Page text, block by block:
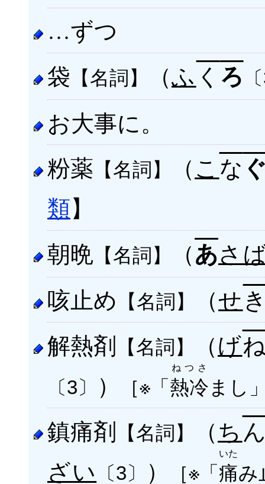
…ずつ
袋 【名詞】 （ふ く ろ
お大事に。
粉薬 【名詞】 （こ な
類】
朝晩 【名詞】 （あさ
咳止め 【名詞】 （せ
解熱剤 【名詞】 （げ
〔3〕 ） ［※「熱冷
ねつさ
まし
鎮痛剤 【名詞】 （ち
ざい
〔3〕 ） ［※「痛
いた
み